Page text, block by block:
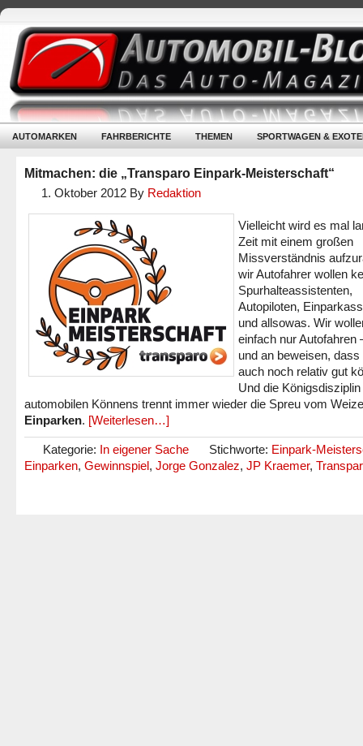
AUTOMARKEN FAHRBERICHTE THEMEN SPORTWAGEN &
Mitmachen: die „Transparo Einpark-Meisterschaft“
1. Oktober 2012 By Redaktion
Vielleicht wird es mal
Zeit mit einem großen
Missverständnis
wir Autofahrer wollen
Spurhalteassistenten,
Autopiloten,
und allsowas. Wir
einfach nur Autofahren
und an beweisen,
auch noch relativ gut
Und die
automobilen Könnens trennt immer wieder die Spreu vom
Einparken. [Weiterlesen…]
Kategorie: In eigener Sache Stichworte: Einpark-
Einparken, Gewinnspiel, Jorge Gonzalez, JP Kraemer,